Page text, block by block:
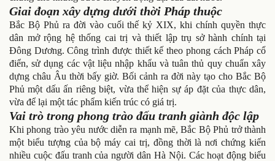
Giai đoạn xây dựng dưới thời Pháp thuộc
Bắc Bộ Phủ ra đời vào cuối thế kỷ XIX, khi chính quyền thực
dân mở rộng hệ thống cai trị và thiết lập trụ sở hành chính tại
Đông Dương. Công trình được thiết kế theo phong cách Pháp cổ
điển, sử dụng các vật liệu nhập khẩu và tuân thủ quy chuẩn xây
dựng châu Âu thời bấy giờ. Bối cảnh ra đời này tạo cho Bắc Bộ
Phủ một dấu ấn riêng biệt, vừa thể hiện sự áp đặt của thực dân,
vừa để lại một tác phẩm kiến trúc có giá trị.
Vai trò trong phong trào đấu tranh giành độc lập
Khi phong trào yêu nước diễn ra mạnh mẽ, Bắc Bộ Phủ trở thành
một biểu tượng của bộ máy cai trị, đồng thời là nơi chứng kiến
nhiều cuộc đấu tranh của người dân Hà Nội. Các hoạt động biểu